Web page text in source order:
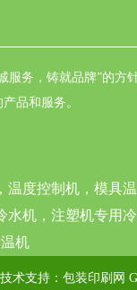
服务，铸就品牌”的方
品和服务。
度控制机，模具
机，注塑机专用
机
技术支持： 包装印刷网